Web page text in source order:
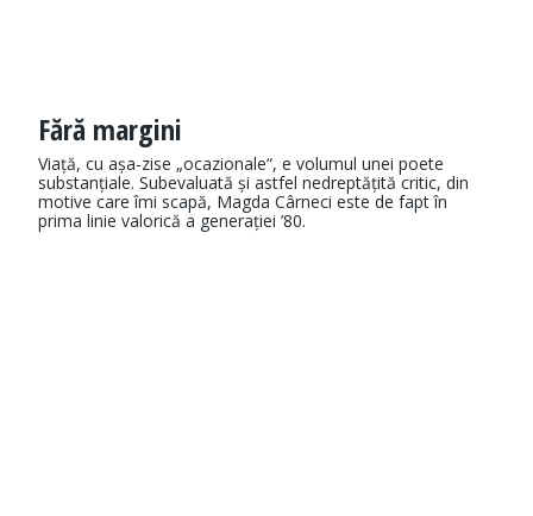
Fără margini
Viață, cu așa-zise „ocazionale“, e volumul unei poete
substanțiale. Subevaluată și astfel nedreptățită critic, din
motive care îmi scapă, Magda Cârneci este de fapt în
prima linie valorică a generației ’80.